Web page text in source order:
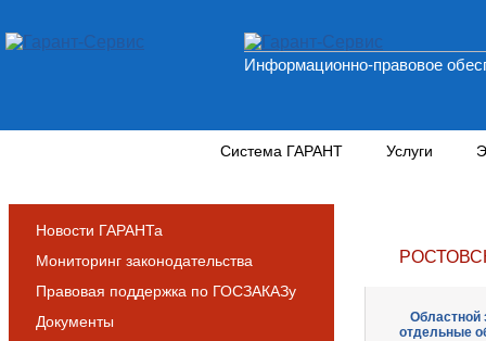
Информационно-правовое
Система ГАРАНТ Услуги
Новости ГАРАНТа
Мониторинг законодательства
Правовая поддержка по ГОСЗАКАЗу
Документы
Областной
отдельные